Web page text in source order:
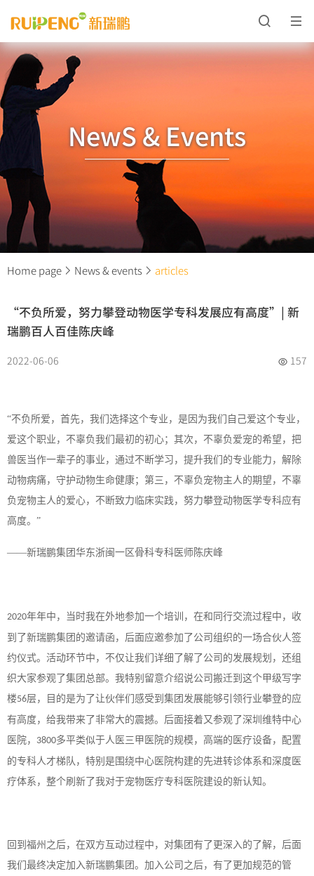
NewS & Events
Home page News & events articles
“不负所爱，努力攀登动物医学专科发展应有高度”| 新
瑞鹏百人百佳陈庆峰
2022-06-06 157
“不负所爱，首先，我们选择这个专业，是因为我们自己爱这个专业，
爱这个职业，不辜负我们最初的初心；其次，不辜负爱宠的希望，把
兽医当作一辈子的事业，通过不断学习，提升我们的专业能力，解除
动物病痛，守护动物生命健康；第三，不辜负宠物主人的期望，不辜
负宠物主人的爱心，不断致力临床实践，努力攀登动物医学专科应有
高度。”
——新瑞鹏集团华东浙闽一区骨科专科医师陈庆峰
2020年年中，当时我在外地参加一个培训，在和同行交流过程中，收
到了新瑞鹏集团的邀请函，后面应邀参加了公司组织的一场合伙人签
约仪式。活动环节中，不仅让我们详细了解了公司的发展规划，还组
织大家参观了集团总部。我特别留意介绍说公司搬迁到这个甲级写字
楼56层，目的是为了让伙伴们感受到集团发展能够引领行业攀登的应
有高度，给我带来了非常大的震撼。后面接着又参观了深圳维特中心
医院， 3800多平类似于人医三甲医院的规模，高端的医疗设备，配置
的专科人才梯队，特别是围绕中心医院构建的先进转诊体系和深度医
疗体系，整个刷新了我对于宠物医疗专科医院建设的新认知。
回到福州之后，在双方互动过程中，对集团有了更深入的了解，后面
我们最终决定加入新瑞鹏集团。加入公司之后，有了更加规范的管